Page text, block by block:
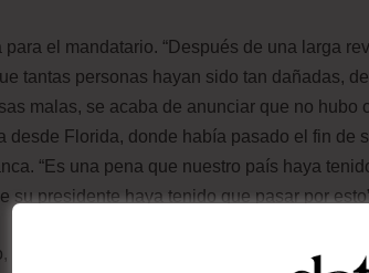
para el mandatario. “Después de una larga
tantas personas hayan sido tan dañadas,
malas, se acaba de anunciar que no hubo
desde Florida, donde había pasado el fin de
“Es una pena que nuestro país haya
su presidente haya tenido que pasar por
la historia del
no termina